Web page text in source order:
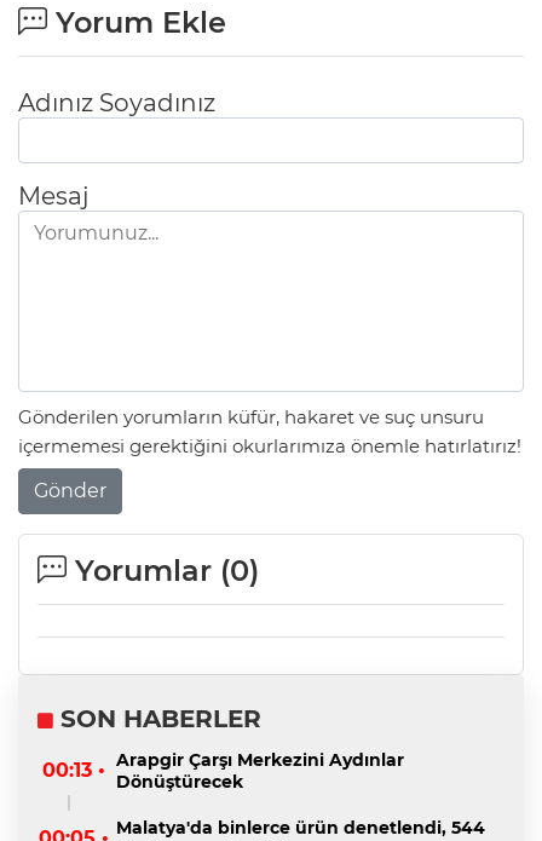
Yorum Ekle
Adınız Soyadınız
Mesaj
Gönderilen yorumların küfür, hakaret ve suç unsuru
içermemesi gerektiğini okurlarımıza önemle hatırlatırız!
Gönder
Yorumlar (0)
SON HABERLER
00:13 • Arapgir Çarşı Merkezini Aydınlar
Dönüştürecek
Malatya'da binlerce ürün denetlendi, 544